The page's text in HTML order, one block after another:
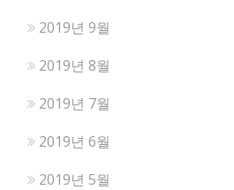
2019년 9월
2019년 8월
2019년 7월
2019년 6월
2019년 5월